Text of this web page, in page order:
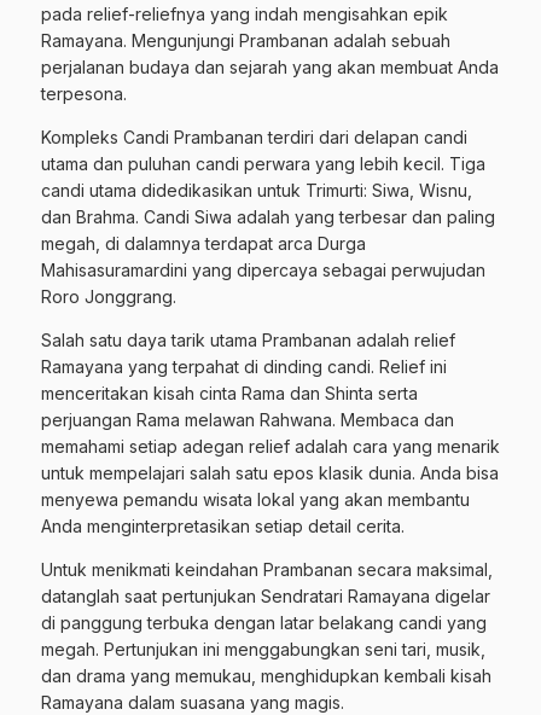
pada relief-reliefnya yang indah mengisahkan epik
Ramayana. Mengunjungi Prambanan adalah sebuah
perjalanan budaya dan sejarah yang akan membuat Anda
terpesona.
Kompleks Candi Prambanan terdiri dari delapan candi
utama dan puluhan candi perwara yang lebih kecil. Tiga
candi utama didedikasikan untuk Trimurti: Siwa, Wisnu,
dan Brahma. Candi Siwa adalah yang terbesar dan paling
megah, di dalamnya terdapat arca Durga
Mahisasuramardini yang dipercaya sebagai perwujudan
Roro Jonggrang.
Salah satu daya tarik utama Prambanan adalah relief
Ramayana yang terpahat di dinding candi. Relief ini
menceritakan kisah cinta Rama dan Shinta serta
perjuangan Rama melawan Rahwana. Membaca dan
memahami setiap adegan relief adalah cara yang menarik
untuk mempelajari salah satu epos klasik dunia. Anda bisa
menyewa pemandu wisata lokal yang akan membantu
Anda menginterpretasikan setiap detail cerita.
Untuk menikmati keindahan Prambanan secara maksimal,
datanglah saat pertunjukan Sendratari Ramayana digelar
di panggung terbuka dengan latar belakang candi yang
megah. Pertunjukan ini menggabungkan seni tari, musik,
dan drama yang memukau, menghidupkan kembali kisah
Ramayana dalam suasana yang magis.